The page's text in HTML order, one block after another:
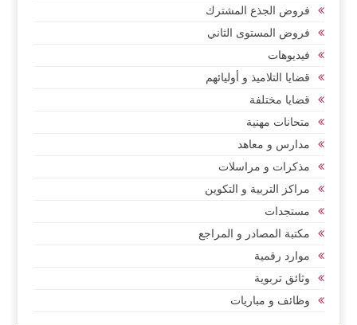
فروض الجذع المشترك
فروض المستوى الثاني
فيديوهات
قضايا التلاميذ و أوليائهم
قضايا مختلفة
متحانات مهنية
مدارس و معاهد
مذكرات و مراسلات
مراكز التربية و التكوين
مستجدات
مكتبة المصادر و المراجع
موارد رقمية
وثائق تربوية
وظائف و مباريات